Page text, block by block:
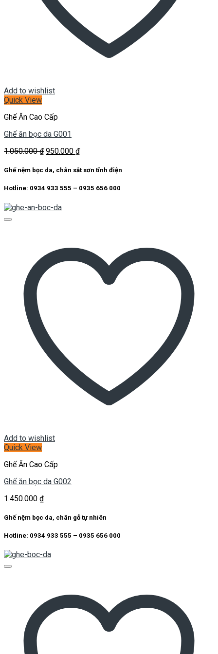
Add to wishlist
Quick View
Ghế Ăn Cao Cấp
Ghế ăn bọc da G001
1.050.000₫ Giá
là:
950.000 ₫Giá
tại
950.000 ₫.
Ghế nệm bọc da, chân sắt sơn tĩnh điện
Hotline: 0934 933 555 – 0935 656 000
Add to wishlist
Quick View
Ghế Ăn Cao Cấp
Ghế ăn bọc da G002
1.450.000 ₫
Ghế nệm bọc da, chân gỗ tự nhiên
Hotline: 0934 933 555 – 0935 656 000